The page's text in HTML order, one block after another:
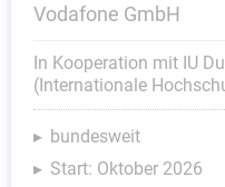
Vodafone GmbH
In Kooperation mit IU
(Internationale
bundesweit
Start: Oktober 2026